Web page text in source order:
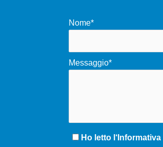
Nome*
Messaggio*
Ho letto l‘Informativa